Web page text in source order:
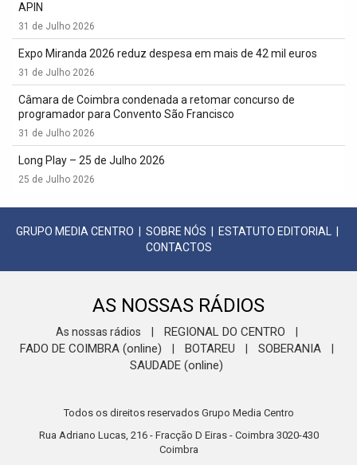
APIN
31 de Julho 2026
Expo Miranda 2026 reduz despesa em mais de 42 mil euros
31 de Julho 2026
Câmara de Coimbra condenada a retomar concurso de
programador para Convento São Francisco
31 de Julho 2026
Long Play – 25 de Julho 2026
25 de Julho 2026
GRUPO MEDIA CENTRO SOBRE NÓS ESTATUTO EDITORIAL
CONTACTOS
AS NOSSAS RÁDIOS
As nossas rádios REGIONAL DO CENTRO
FADO DE COIMBRA (online) BOTAREU SOBERANIA
SAUDADE (online)
Todos os direitos reservados Grupo Media Centro
Rua Adriano Lucas, 216 - Fracção D Eiras - Coimbra 3020-430
Coimbra